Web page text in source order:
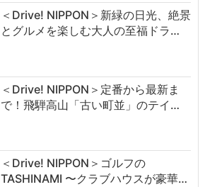
＜Drive! NIPPON＞新緑の日光、絶景
とグルメを楽しむ大人の至福ドラ…
＜Drive! NIPPON＞定番から最新ま
で！飛騨高山「古い町並」のテイ…
＜Drive! NIPPON＞ゴルフの
TASHINAMI 〜クラブハウスが豪華…